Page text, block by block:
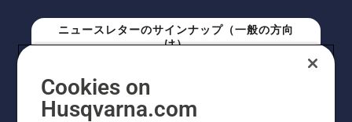
ニュースレターのサインナップ（一般の方向
け）
ニュースレターのサインアップ（プロの方向
け）
Cookies on
Husqvarna.com